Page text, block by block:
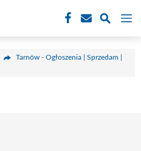
Tarnów - Ogłoszenia | Sprzedam |